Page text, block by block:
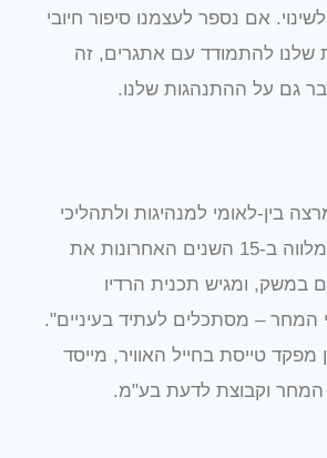
אם נספר לעצמנו סיפור חיובי
שלנו להתמודד עם אתגרים, זה
גם על ההתנהגות שלנו.
בין-לאומי למנהיגות ולתהליכי
הנעה ומוטיבציה. מלווה ב-15 השנים האחרונות את
במשק, ומגיש תכנית הרדיו
המחר – מסתכלים לעתיד בעיניים".
מפקד טייסת בחייל האוויר, מייסד
המחר וקבוצת לדעת בע"מ.